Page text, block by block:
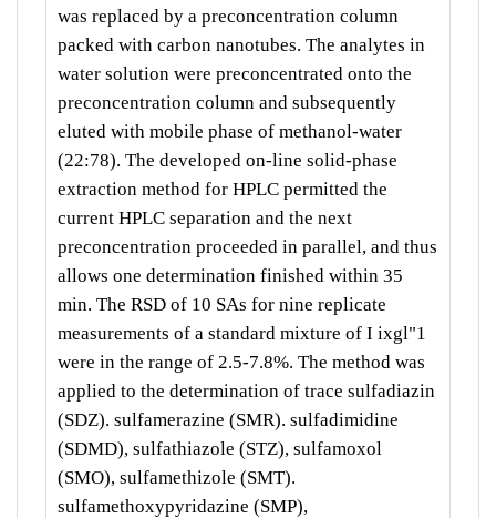
was replaced by a preconcentration column
packed with carbon nanotubes. The analytes in
water solution were preconcentrated onto the
preconcentration column and subsequently
eluted with mobile phase of methanol-water
(22:78). The developed on-line solid-phase
extraction method for HPLC permitted the
current HPLC separation and the next
preconcentration proceeded in parallel, and thus
allows one determination finished within 35
min. The RSD of 10 SAs for nine replicate
measurements of a standard mixture of I ixgl"1
were in the range of 2.5-7.8%. The method was
applied to the determination of trace sulfadiazin
(SDZ). sulfamerazine (SMR). sulfadimidine
(SDMD), sulfathiazole (STZ), sulfamoxol
(SMO), sulfamethizole (SMT).
sulfamethoxypyridazine (SMP),